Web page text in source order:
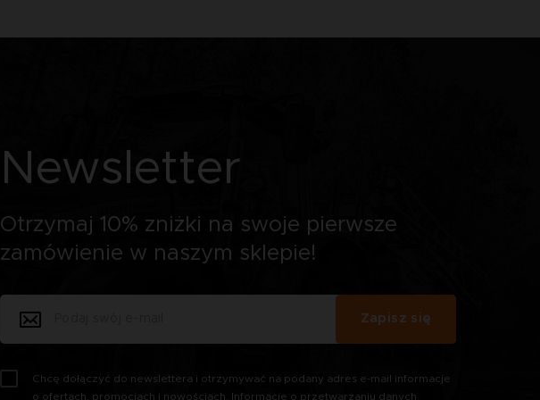
Newsletter
Otrzymaj 10% zniżki na swoje pierwsze
zamówienie w naszym sklepie!
Chcę dołączyć do newslettera i otrzymywać na podany adres e-mail informacje
o ofertach, promocjach i nowościach. Informacje o przetwarzaniu danych
Zapisz się